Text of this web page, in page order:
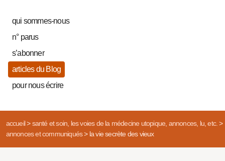
qui sommes-nous
n° parus
s’abonner
articles du Blog
pour nous écrire
accueil> santé et soin, les voies de la médecine utopique, annonces, lu, etc.>
annonces et communiqués> la vie secrète des vieux